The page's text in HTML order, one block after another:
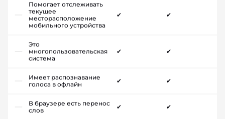
Помогает отслеживать
текущее
месторасположение
мобильного устройства
✔ ✔
Это
многопользовательская
система
✔ ✔
Имеет распознавание
голоса в офлайн
✔ ✔
В браузере есть перенос
слов
✔ ✔